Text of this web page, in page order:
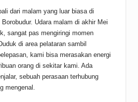
dari malam yang luar biasa di
Udara malam di akhir Mei
sangat pas mengiringi momen
di area pelataran sambil
kami bisa merasakan energi
orang di sekitar kami. Ada
sebuah perasaan terhubung
mengenal.